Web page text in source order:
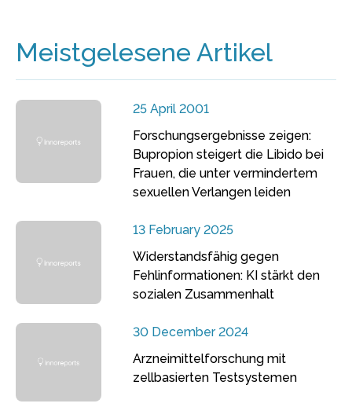
Meistgelesene Artikel
25 April 2001
Forschungsergebnisse zeigen:
Bupropion steigert die Libido bei
Frauen, die unter vermindertem
sexuellen Verlangen leiden
13 February 2025
Widerstandsfähig gegen
Fehlinformationen: KI stärkt den
sozialen Zusammenhalt
30 December 2024
Arzneimittelforschung mit
zellbasierten Testsystemen